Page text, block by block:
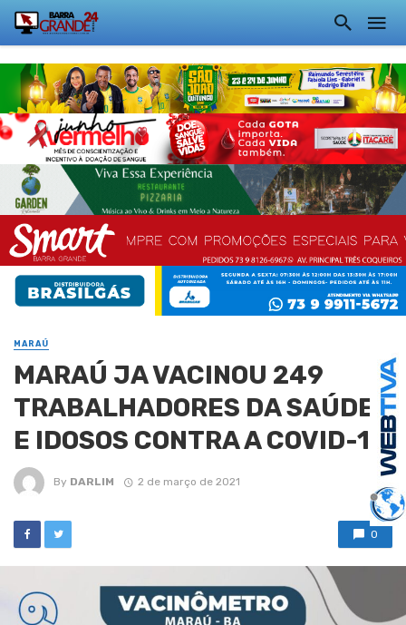
MARAÚ
MARAÚ JA VACINOU 249
TRABALHADORES DA SAÚDE
E IDOSOS CONTRA A COVID-19
By DARLIM 2 de março de 2021
0